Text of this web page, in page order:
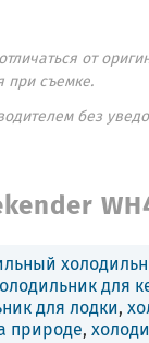
от
при съемке.
без
для
для лодки,
природе,